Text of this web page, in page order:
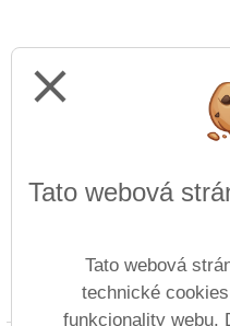
Prohlášení o
close
Tato webová
Tato webová
technické
funkcionality webu.